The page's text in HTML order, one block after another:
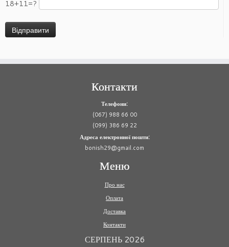
18+11=?
Контакти
Телефони:
(067) 988 66 00
(099) 386 69 22
Адреса електронної пошти:
bonish29@gmail.com
Меню
Про нас
Оплата
Доставка
Контакти
СЕРПЕНЬ 2026